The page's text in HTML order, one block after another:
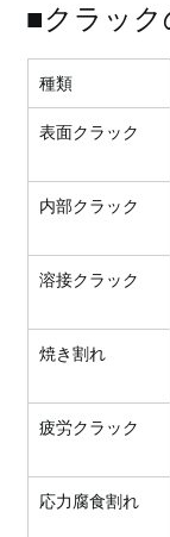
■クラック
種類
表面クラック
内部クラック
溶接クラック
焼き割れ
疲労クラック
応力腐食割れ